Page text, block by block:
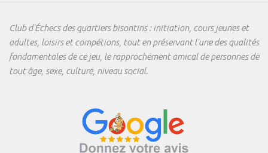
Club d'Échecs des quartiers bisontins : initiation, cours jeunes et
adultes, loisirs et compétions, tout en préservant l'une des qualités
fondamentales de ce jeu, le rapprochement amical de personnes de
tout âge, sexe, culture, niveau social.